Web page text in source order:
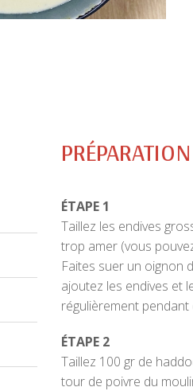
PRÉPARATION
ÉTAPE 1
Taillez les endives
trop amer (vous
Faites suer un oignon
ajoutez les endives et
régulièrement
ÉTAPE 2
Taillez 100 gr de
tour de poivre du